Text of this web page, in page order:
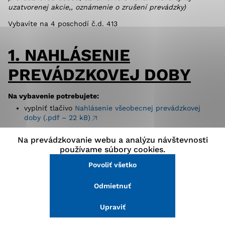
uzatvorenej akcie,, oznámenie o zrušení prevádzky)
Vybavíte na 4 poschodí č.d. 413
1. NAHLÁSENIE
PREVÁDZKOVEJ DOBY
Na vybavenie potrebujete:
vyplniť tlačivo Nahlásenie všeobecnej prevádzkovej
doby (.pdf – 22 kB)
2. NAHLÁSENIE ZMENY
PREVÁDZKOVEJ DOBY
vyplniť tlačivoNahlásenie zmeny všeobecnej
Na prevádzkovanie webu a analýzu návštevnosti
používame súbory cookies.
Povoliť všetko
Odmietnuť
Upraviť
stránke a prístup k zabezpečeným oblastiam webovej
stránky. Bez týchto súborov cookie nemôže web
správne fungovať.
Analytické cookies
Analytické cookies pomáhajú prevádzkovateľovi stránok
pochopiť, ako návštevníci stránok stránku používajú,
aby mohol stránky optimalizovať a ponúknuť im lepšiu
skúsenosť. Všetky dáta sa zbierajú anonymne a nie je
možné ich spojiť s konkrétnou osobou.
Povoliť všetko
Uložiť nastavenia
Viac informácií